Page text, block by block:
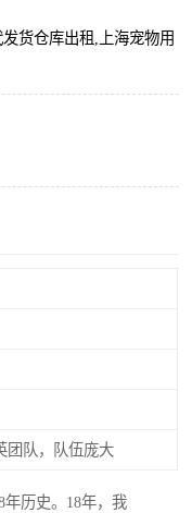
货仓库出租,上海宠物用
团队，队伍庞大
年历史。18年，我